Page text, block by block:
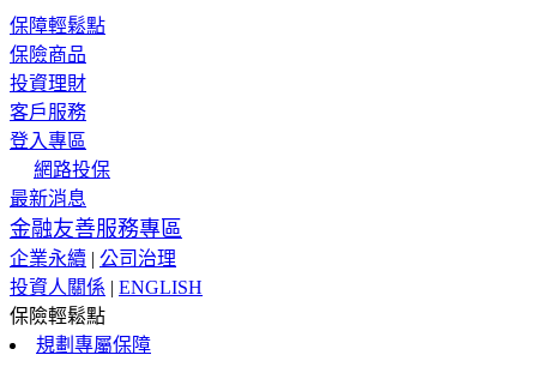
保障輕鬆點
保險商品
投資理財
客戶服務
登入專區
網路投保
最新消息
金融友善服務專區
企業永續 | 公司治理
投資人關係 | ENGLISH
保險輕鬆點
規劃專屬保障